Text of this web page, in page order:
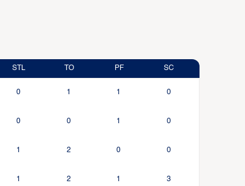
STL TO PF SC
0 1 1 0
0 0 1 0
1 2 0 0
1 2 1 3